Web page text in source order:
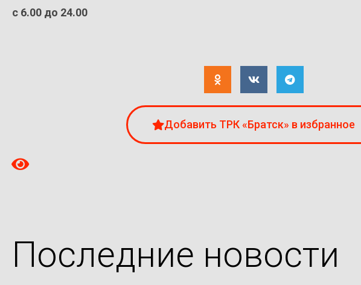
с 6.00 до 24.00
Добавить ТРК «Братск» в избранное
Последние новости